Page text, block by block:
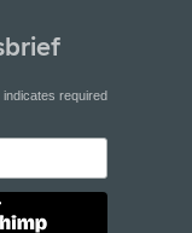
indicates required